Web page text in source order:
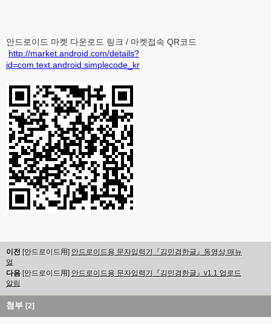
안드로이드 마켓 다운로드 링크 / 마켓접속 QR코드
http://market.android.com/details?
id=com.text.android.simplecode_kr
이전 [안드로이드用] 안드로이드용 문자입력기『김민겸한글』동영상 매뉴
얼
다음 [안드로이드用] 안드로이드용 문자입력기『김민겸한글』v1.1 업로드
알림
첨부 [2]